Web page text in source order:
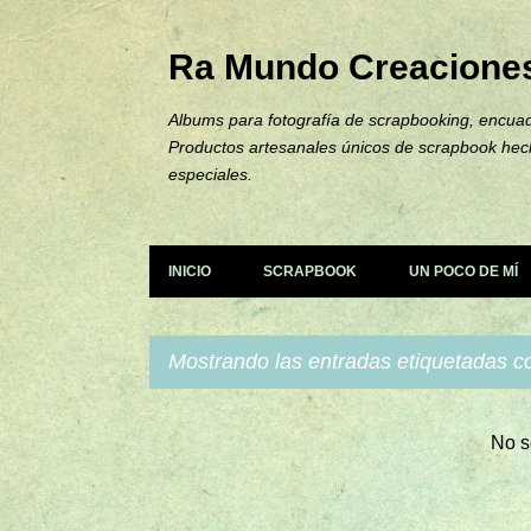
Ra Mundo
Albums para fotografía de scrapbooking,
Productos artesanales únicos de scrapbook
especiales.
INICIO SCRAPBOOK UN POCO DE MÍ
Mostrando las entradas etiquetadas
E
n
No